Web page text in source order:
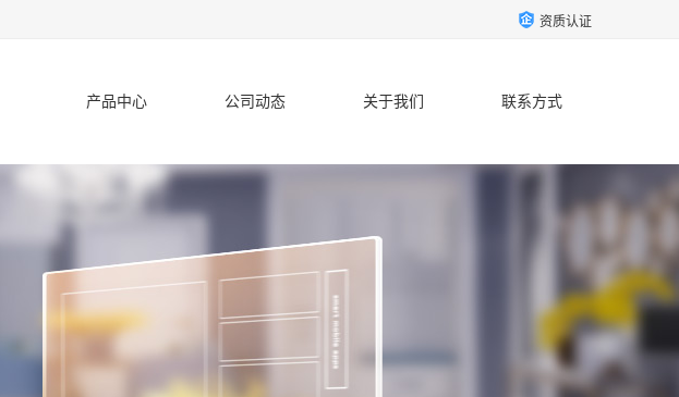
资质认证
产品中心 公司动态 关于我们 联系方式